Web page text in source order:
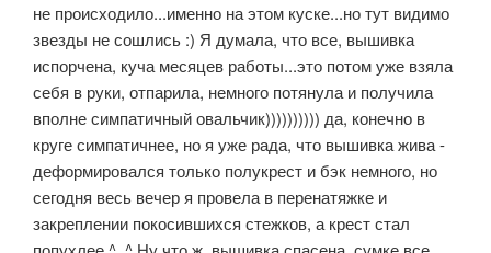
не происходило...именно на этом куске...но тут видимо
звезды не сошлись :) Я думала, что все, вышивка
испорчена, куча месяцев работы...это потом уже взяла
себя в руки, отпарила, немного потянула и получила
вполне симпатичный овальчик)))))))))) да, конечно в
круге симпатичнее, но я уже рада, что вышивка жива -
деформировался только полукрест и бэк немного, но
сегодня весь вечер я провела в перенатяжке и
закреплении покосившихся стежков, а крест стал